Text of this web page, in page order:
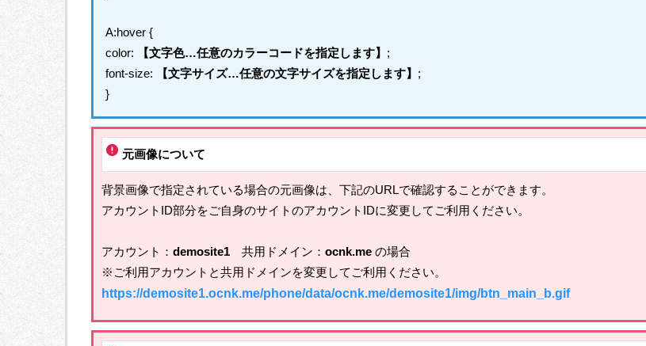
A:hover {
color:
【文字色…任意のカラーコードを指定します】 ;
font-size:
【文字サイズ…任意の文字サイズを指定します】 ;
}
元画像について
背景画像で指定されている場合の元画像は、下記のURLで確認することができます。
アカウントID部分をご自身のサイトのアカウントIDに変更してご利用ください。
アカウント： demosite1 共用ドメイン： ocnk.me の場合
※ご利用アカウントと共用ドメインを変更してご利用ください。
https://demosite1.ocnk.me/phone/data/ocnk.me/demosite1/img/btn_main_b.gif